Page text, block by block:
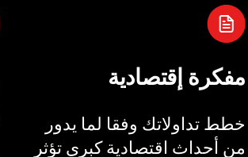
مفكرة إقتصادية
خطط تداولاتك وفقا لما يدور
من أحداث اقتصادية كبرى تؤثر